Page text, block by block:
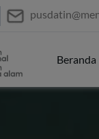
Beranda